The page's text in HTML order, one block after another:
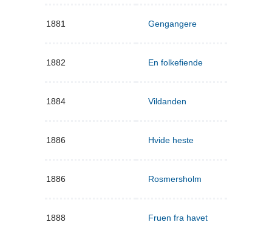
1881 Gengangere
1882 En folkefiende
1884 Vildanden
1886 Hvide heste
1886 Rosmersholm
1888 Fruen fra havet